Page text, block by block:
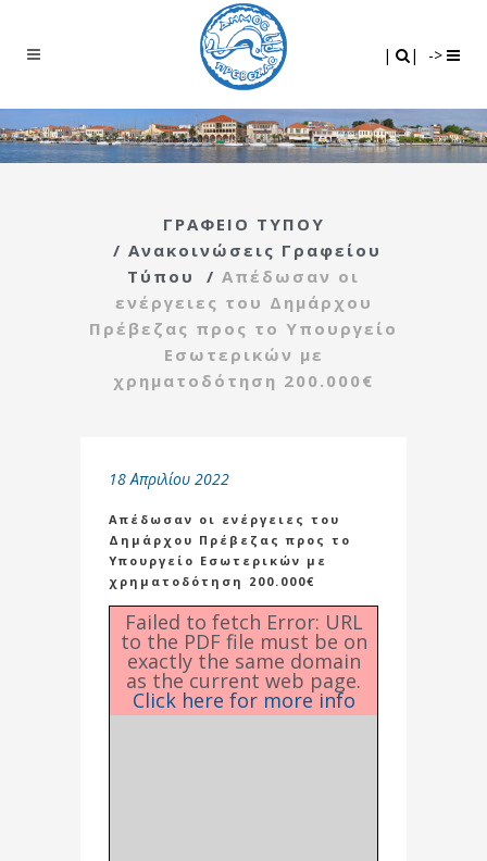
| | ->
ΓΡΑΦΕΙΟ ΤΥΠΟΥ
/ Ανακοινώσεις Γραφείου
Τύπου
/ Απέδωσαν οι
ενέργειες του Δημάρχου
Πρέβεζας προς το Υπουργείο
Εσωτερικών με
χρηματοδότηση 200.000€
18 Απριλίου 2022
Απέδωσαν οι ενέργειες του
Δημάρχου Πρέβεζας προς το
Υπουργείο Εσωτερικών με
χρηματοδότηση 200.000€
Failed to fetch Error: URL
to the PDF file must be on
exactly the same domain
as the current web page.
Click here for more info